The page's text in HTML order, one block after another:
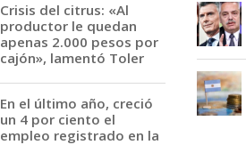
Crisis del citrus: «Al
productor le quedan
apenas 2.000 pesos por
cajón», lamentó Toler
En el último año, creció
un 4 por ciento el
empleo registrado en la